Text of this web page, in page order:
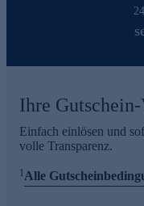
Ihre
Einfach einlösen und
volle Transparenz.
1Alle